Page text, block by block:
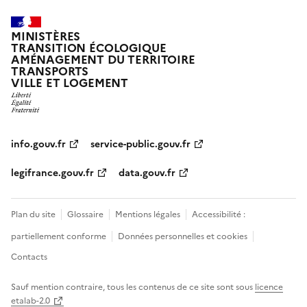
MINISTÈRES
TRANSITION ÉCOLOGIQUE
AMÉNAGEMENT DU TERRITOIRE
TRANSPORTS
VILLE ET LOGEMENT
info.gouv.fr
service-public.gouv.fr
legifrance.gouv.fr
data.gouv.fr
Plan du site Glossaire Mentions légales
Accessibilité :
partiellement conforme
Données personnelles et cookies
Contacts
Sauf mention contraire, tous les contenus de ce site sont sous licence
etalab-2.0